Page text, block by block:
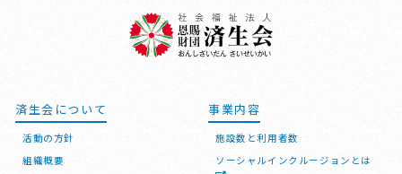
済生会について
活動の方針
組織概要
事業内容
施設数と利用者数
ソーシャルインクルージョンとは